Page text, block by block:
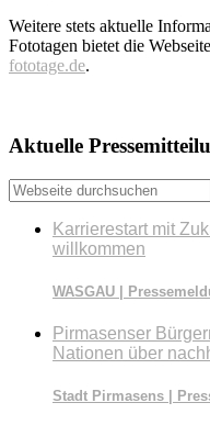
Weitere stets aktuelle
Fototagen bietet die
fototage.de.
Seitenspalte
Aktuelle
Webseite
durchsuchen
Karrierestart mit
willkommen
WASGAU |
Pirmasenser
Nationen über
Stadt Pirmasens |